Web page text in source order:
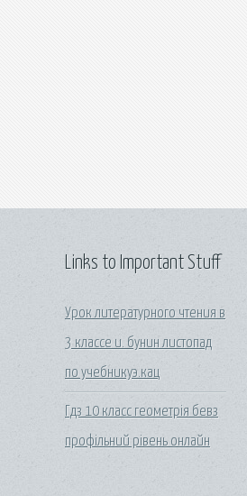
Links to Important Stuff
Урок литературного чтения в
3 классе и. бунин листопад
по учебникуэ.кац
Гдз 10 класс геометрія бевз
профільний рівень онлайн